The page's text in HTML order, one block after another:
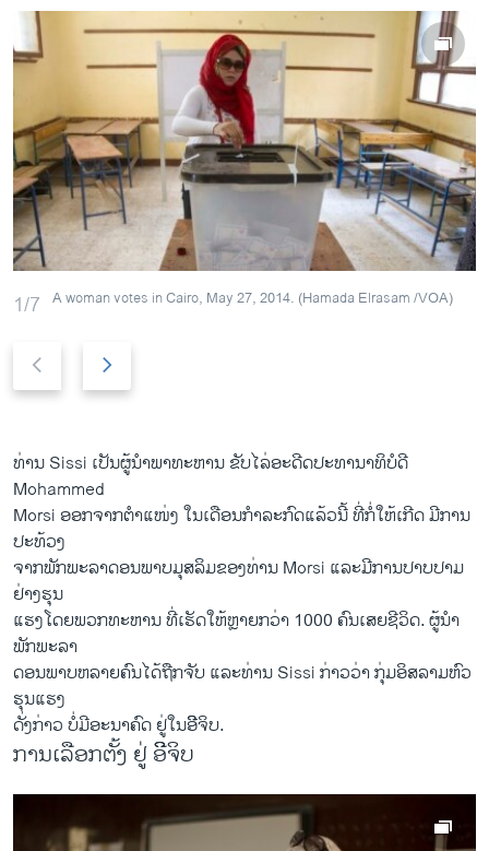
1/7 A woman votes in Cairo, May 27, 2014. (Hamada Elrasam /VOA)
e
i
o
u
s
s
l
i
d
e
x
s
l
i
e
ທ່ານ Sissi ​ເປັນຜູ້ນຳພາ​ທະຫານ ຂັບ​ໄລ່​ອະດີດປະທານາທິບໍດີ
Mohammed
Morsi ​ອອກຈາກຕຳແໜ່ງ ໃນ​ເດືອນ​ກຳ​ລະ​ກົດ​ແລ້ວ​ນີ້ ທີ່​ກໍ່​ໃຫ້​ເກີດ ​ມີການ
ປະ​ທ້ວງ​
ຈາກພັກ​ພະລາ​ດອນ​ພາບມຸ​ສ​ລິ​ມຂອງ​ທ່ານ Morsi ​ແລະ​ມີການປາບປາມ
ຢ່າງຮຸນ
​ແຮງໂດຍພວກທະຫານ ທີ່ເຮັດ​ໃຫ້​ຫຼາຍ​ກວ່າ 1000 ຄົນເສຍ​ຊີວິດ. ຜູ້ນຳ​
ພັກພະລາ
​ດອນ​ພາບຫລາຍ​ຄົນ​ໄດ້​ຖືກ​ຈັບ ​ແລະ​ທ່ານ Sissi ກ່າວ​ວ່າ ກຸ່ມ​ອິສລາມຫົວ
ຮຸນແຮງ
ດັ່ງກ່າວ ບໍ່​ມີ​ອະນາ​ຄົດ​ ຢູ່ໃນ​ອີີ​ຈິບ.
ການເລືອກຕັ້ງ ຢູ່ ອີິຈິບ